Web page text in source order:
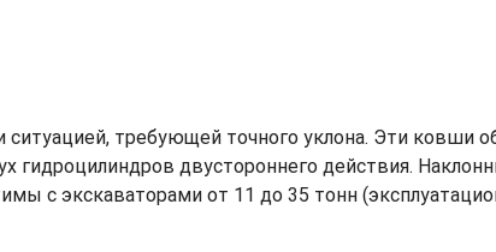
требующей точного уклона. Эти ковши
гидроцилиндров двустороннего действия.
с экскаваторами от 11 до 35 тонн